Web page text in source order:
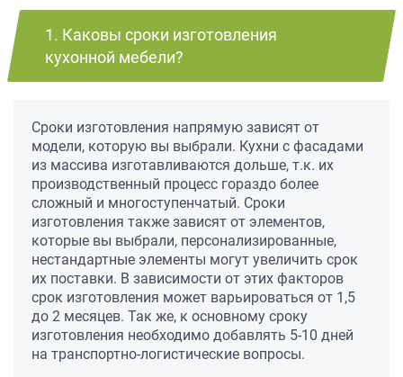
1. Каковы сроки изготовления
кухонной мебели?
Сроки изготовления напрямую зависят от
модели, которую вы выбрали. Кухни с фасадами
из массива изготавливаются дольше, т.к. их
производственный процесс гораздо более
сложный и многоступенчатый. Сроки
изготовления также зависят от элементов,
которые вы выбрали, персонализированные,
нестандартные элементы могут увеличить срок
их поставки. В зависимости от этих факторов
срок изготовления может варьироваться от 1,5
до 2 месяцев. Так же, к основному сроку
изготовления необходимо добавлять 5-10 дней
на транспортно-логистические вопросы.